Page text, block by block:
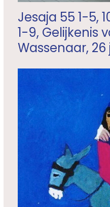
Jesaja 55 1-5,
1-9, Gelijkenis
Wassenaar, 26